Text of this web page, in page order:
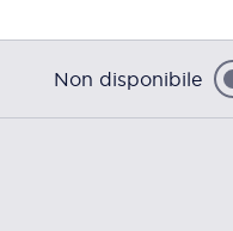
Non disponibile